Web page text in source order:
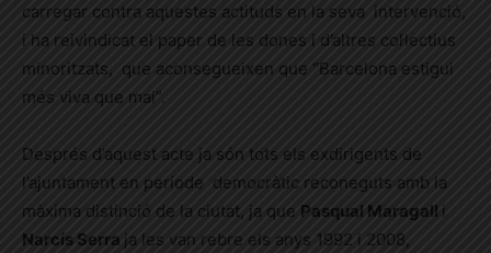
carregar contra aquestes actituds en la seva intervenció,
i ha reivindicat el paper de les dones i d’altres col·lectius
minoritzats, que aconsegueixen que “Barcelona estigui
més viva que mai”
Després d’aquest acte ja són tots els exdirigents de
l’ajuntament en període democràtic reconeguts amb la
màxima distinció de la ciutat, ja que Pasqual Maragall i
Narcís Serra ja les van rebre els anys 1992 i 2008,